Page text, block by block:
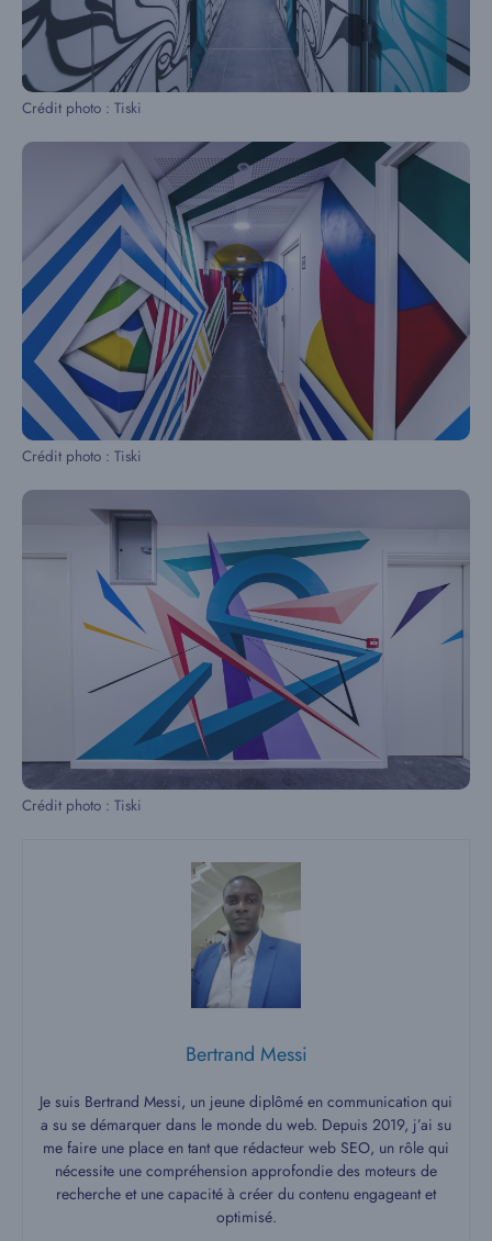
Crédit photo : Tiski
Crédit photo : Tiski
Crédit photo : Tiski
Bertrand Messi
Je suis Bertrand Messi, un jeune diplômé en communication qui
a su se démarquer dans le monde du web. Depuis 2019, j’ai su
me faire une place en tant que rédacteur web SEO, un rôle qui
nécessite une compréhension approfondie des moteurs de
recherche et une capacité à créer du contenu engageant et
optimisé.